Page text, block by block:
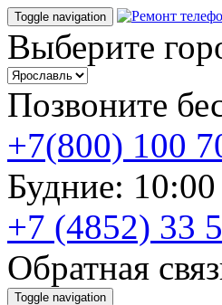
Toggle navigation
Выберите
Позвоните
+7(800) 100
Будние:
+7 (4852) 33
Обратная
Toggle navigation